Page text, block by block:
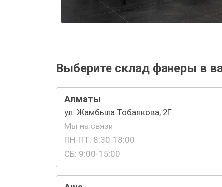
Выберите склад фанеры в
Алматы
ул. Жамбыла Тобаякова, 2Г
Мы на связи
ПН-ПТ: 8:30-18:00
СБ: 9:00-15:00